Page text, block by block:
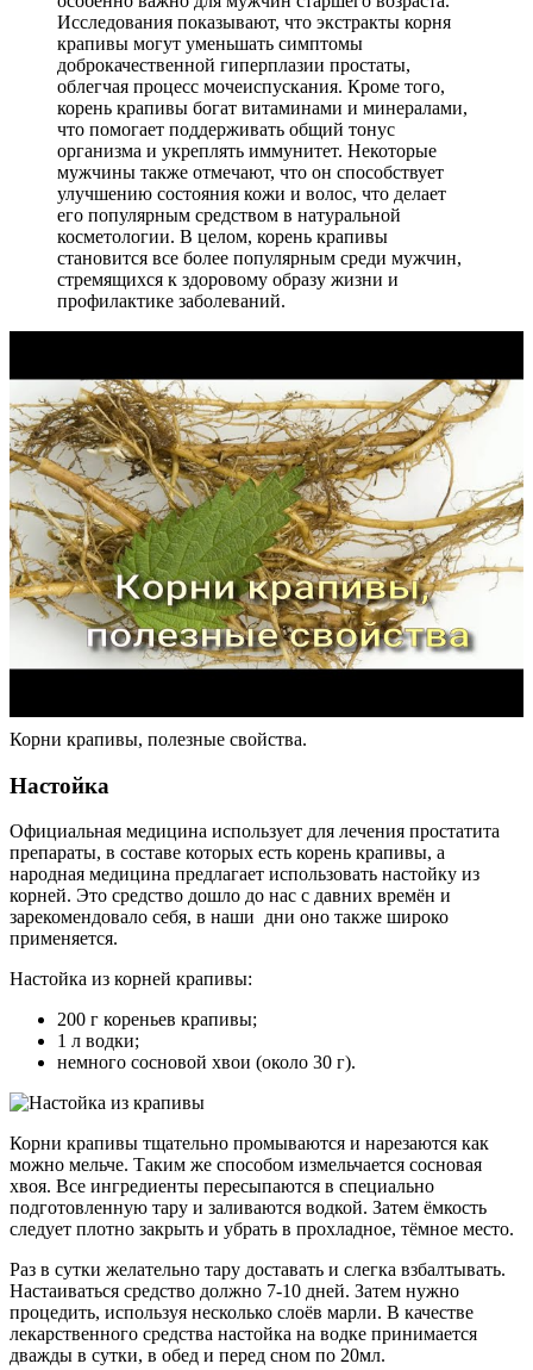
Исследования показывают, что экстракты корня
крапивы могут уменьшать симптомы
доброкачественной гиперплазии простаты,
облегчая процесс мочеиспускания. Кроме того,
корень крапивы богат витаминами и минералами,
что помогает поддерживать общий тонус
организма и укреплять иммунитет. Некоторые
мужчины также отмечают, что он способствует
улучшению состояния кожи и волос, что делает
его популярным средством в натуральной
косметологии. В целом, корень крапивы
становится все более популярным среди мужчин,
стремящихся к здоровому образу жизни и
профилактике заболеваний.
Корни крапивы, полезные свойства.
Настойка
Официальная медицина использует для лечения простатита
препараты, в составе которых есть корень крапивы, а
народная медицина предлагает использовать настойку из
корней. Это средство дошло до нас с давних времён и
зарекомендовало себя, в наши дни оно также широко
применяется.
Настойка из корней крапивы:
200 г кореньев крапивы;
1 л водки;
немного сосновой хвои (около 30 г).
Корни крапивы тщательно промываются и нарезаются как
можно мельче. Таким же способом измельчается сосновая
хвоя. Все ингредиенты пересыпаются в специально
подготовленную тару и заливаются водкой. Затем ёмкость
следует плотно закрыть и убрать в прохладное, тёмное место.
Раз в сутки желательно тару доставать и слегка взбалтывать.
Настаиваться средство должно 7-10 дней. Затем нужно
процедить, используя несколько слоёв марли. В качестве
лекарственного средства настойка на водке принимается
дважды в сутки, в обед и перед сном по 20мл.